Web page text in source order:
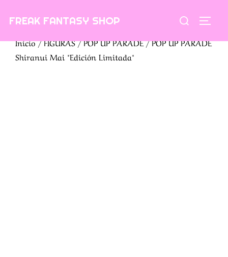
FREAK FANTASY SHOP Buscar:
Inicio/FIGURAS/POP UP PARADE/ POP UP PARADE
Shiranui Mai *Edición Limitada*